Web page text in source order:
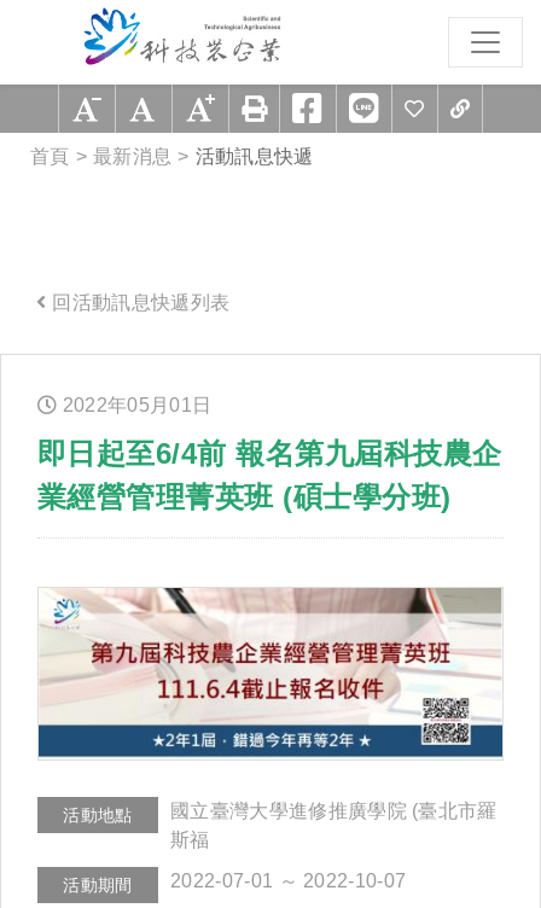
跳到主要內容區塊
首頁 最新消息 活動訊息快遞
回活動訊息快遞列表
2022年05 月01 日
即日起至6/4前 報名第九屆科技農企
業經營管理菁英班 (碩士學分班)
活動地點
國立臺灣大學進修推廣學院 (臺北市羅
斯福
活動期間 2022-07-01 ～ 2022-10-07